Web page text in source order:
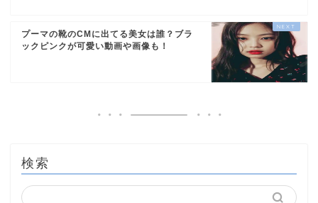
プーマの靴のCMに出てる美女は誰？ブラ
ックピンクが可愛い動画や画像も！
検索